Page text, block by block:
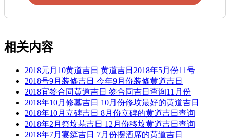
相关内容
2018元月10黄道吉日 黄道吉日2018年5月份11号
2018号9月装修吉日 今年9月份装修黄道吉日
2018宜签合同黄道吉日 签合同吉日查询11月份
2018年10月修墓吉日 10月份修坟最好的黄道吉日
2018年10月立碑吉日 8月份立碑的黄道吉日查询
2018年2月祭坟墓吉日 12月份移坟黄道吉日查询
2018年7月宴筵吉日 7月份摆酒席的黄道吉日